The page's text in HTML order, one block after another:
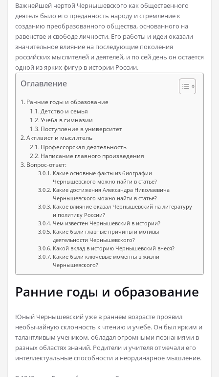
Важнейшей чертой Чернышевского как общественного
деятеля было его преданность народу и стремление к
созданию преобразованного общества, основанного на
равенстве и свободе личности. Его работы и идеи оказали
значительное влияние на последующие поколения
российских мыслителей и деятелей, и по сей день он остается
одной из ярких фигур в истории России.
Оглавление
Ранние годы и образование
Детство и семья
Учеба в гимназии
Поступление в университет
Активист и мыслитель
Профессорская деятельность
Написание главного произведения
Вопрос-ответ:
Какие основные факты из биографии
Чернышевского можно найти в статье?
Какие достижения Александра Николаевича
Чернышевского можно найти в статье?
Какое влияние оказал Чернышевский на литературу
и политику России?
Чем известен Чернышевский в истории?
Какие были главные причины и мотивы
деятельности Чернышевского?
Какой вклад в историю Чернышевский внеся?
Какие были ключевые моменты в жизни
Чернышевского?
Ранние годы и образование
Юный Чернышевский уже в раннем возрасте проявил
необычайную склонность к чтению и учебе. Он был ярким и
талантливым учеником, обладал огромными познаниями в
разных областях знаний. Родители и учителя отмечали его
интеллектуальные способности и неординарное мышление.